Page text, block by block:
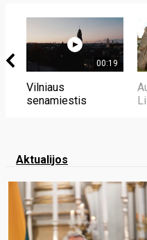
00:19
Vilniaus
senamiestis
Aktualijos